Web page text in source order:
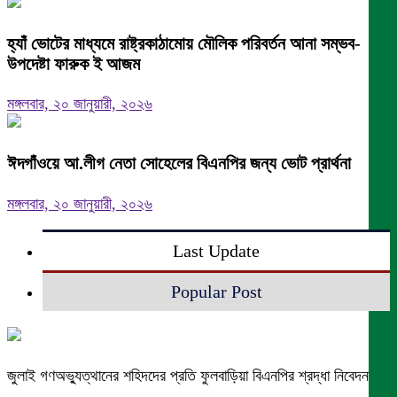
হ্যাঁ ভোটের মাধ্যমে রাষ্ট্রকাঠামোয় মৌলিক পরিবর্তন আনা সম্ভব-
উপদেষ্টা ফারুক ই আজম
মঙ্গলবার, ২০ জানুয়ারী, ২০২৬
ঈদগাঁওয়ে আ.লীগ নেতা সোহেলের বিএনপির জন্য ভোট প্রার্থনা
মঙ্গলবার, ২০ জানুয়ারী, ২০২৬
Last Update
Popular Post
জুলাই গণঅভ্যুত্থানের শহিদদের প্রতি ফুলবাড়িয়া বিএনপির শ্রদ্ধা নিবেদন